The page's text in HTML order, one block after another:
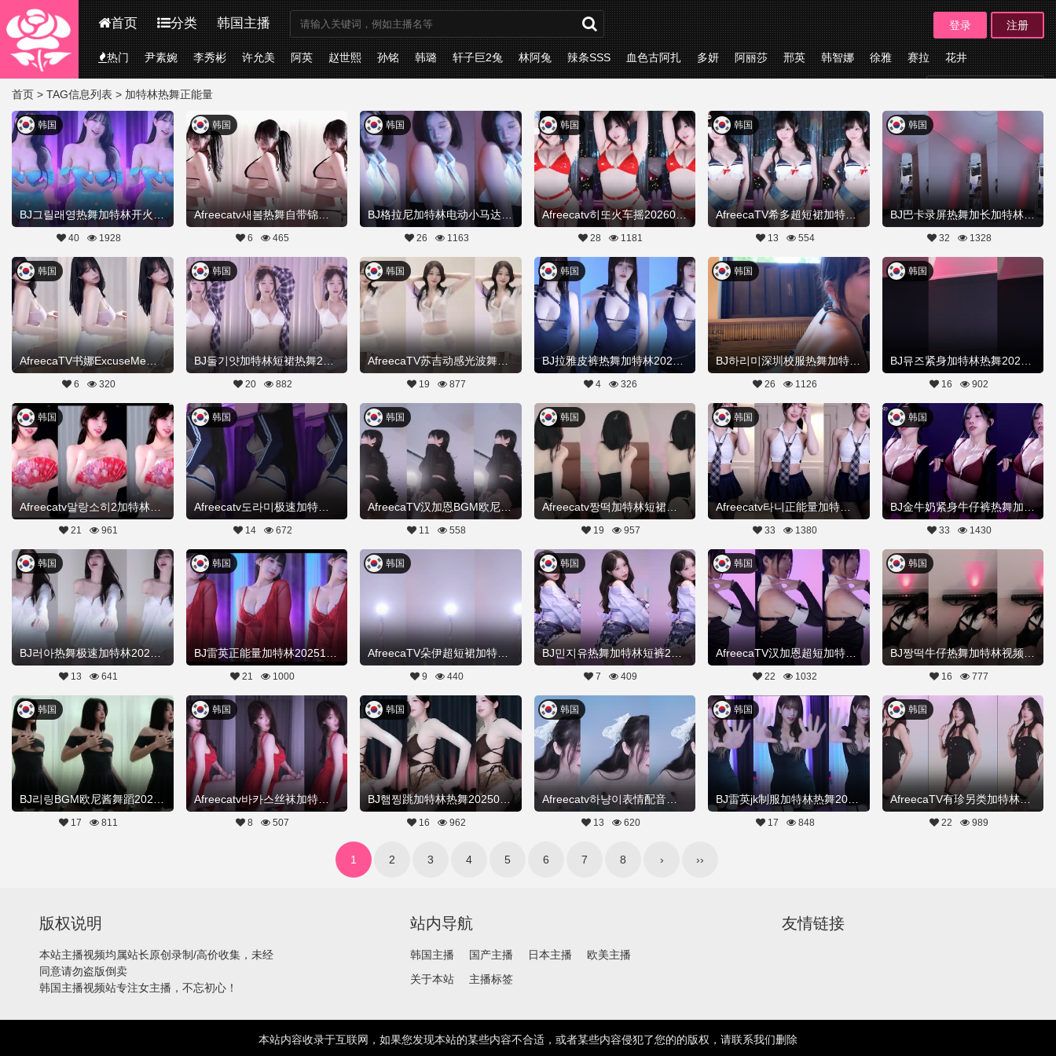
首页 分类 韩国主播 登录 注册
热门 尹素婉 李秀彬 许允美 阿英 赵世熙 孙铭 韩璐 轩子巨2兔 林阿兔 辣条SSS 血色古阿扎 多妍 阿丽莎 邢英 韩智娜 徐雅 赛拉 花井
首页 > TAG信息列表 > 加特林热舞正能量
BJ그릴래영热舞加特林开火车20260522Hot Dance
韩国
40 1928
Afreecatv새봄热舞自带锦纸加特林20260514Hot Dance
韩国
6 465
BJ格拉尼加特林电动小马达20260402舞蹈剪辑
韩国
26 1163
Afreecatv히또火车摇20260329Hot Dance
韩国
28 1181
AfreecaTV希多超短裙加特林热舞20260325舞蹈剪辑
韩国
13 554
BJ巴卡录屏热舞加长加特林20260317舞蹈剪辑
韩国
32 1328
韩国
6 320
BJ둘기얏加特林短裙热舞20260303Hot Dance
韩国
20 882
韩国
19 877
BJ拉雅皮裤热舞加特林20260223舞蹈剪辑
韩国
4 326
韩国
26 1126
韩国
16 902
韩国
21 961
Afreecatv도라미极速加特林热舞甩臂20251219Hot Dance
韩国
14 672
AfreecaTV汉加恩BGM欧尼酱舞蹈20251214舞蹈剪辑
韩国
11 558
Afreecatv짱떡加特林短裙热舞20251203Hot Dance
韩国
19 957
韩国
33 1380
BJ金牛奶紧身牛仔裤热舞加特林20251127舞蹈剪辑
韩国
33 1430
BJ러아热舞极速加特林20251108Hot Dance
韩国
13 641
韩国
21 1000
韩国
9 440
BJ민지유热舞加特林短裤20251017Hot Dance
韩国
7 409
韩国
22 1032
BJ짱떡牛仔热舞加特林视频20250823Hot Dance
韩国
16 777
韩国
17 811
Afreecatv바카스丝袜加特林20250818Hot Dance
韩国
8 507
BJ햄찡跳加特林热舞20250808Hot Dance
韩国
16 962
Afreecatv하냥이表情配音版加特林热舞20250801Hot Dance
韩国
13 620
韩国
17 848
AfreecaTV有珍另类加特林热舞20250724舞蹈剪辑
韩国
22 989
1 2 3 4 5 6 7 8 › ››
版权说明
本站主播视频均属站长原创录制/高价收集，未经
同意请勿盗版倒卖
韩国主播视频站专注女主播，不忘初心！
站内导航
韩国主播 国产主播 日本主播
欧美主播
关于本站
主播标签
友情链接
本站内容收录于互联网，如果您发现本站的某些内容不合适，或者某些内容侵犯了您的的版权，请联系我们删除